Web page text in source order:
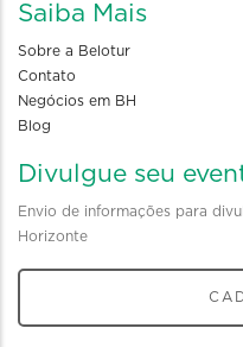
Saiba Mais
Sobre a Belotur
Contato
Negócios em BH
Blog
Divulgue seu
Envio de informações para
Horizonte